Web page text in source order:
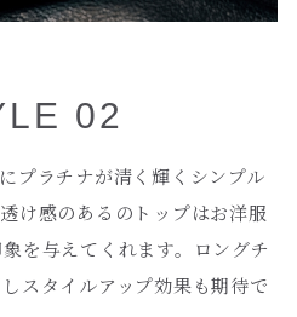
02
プラチナが清く輝くシンプル
け感のあるのトップはお洋服
を与えてくれます。ロングチ
スタイルアップ効果も期待で